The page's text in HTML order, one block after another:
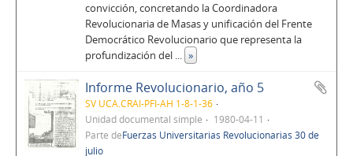
convicción, concretando la Coordinadora
Revolucionaria de Masas y unificación del Frente
Democrático Revolucionario que representa la
profundización del ... »
Informe Revolucionario, año 5
SV UCA.CRAI-PFI-AH 1-8-1-36
Unidad documental simple
1980-04-11
Parte deFuerzas Universitarias Revolucionarias 30 de
julio